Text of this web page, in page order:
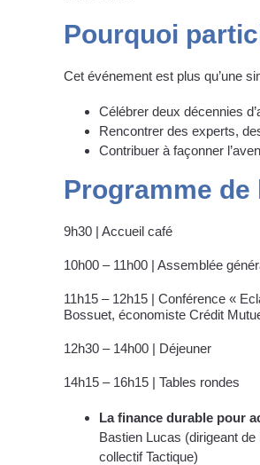
Pourquoi
Cet événement est plus qu’une
Célébrer deux décennies
Rencontrer des experts,
Contribuer à façonner
Programme de
9h30 | Accueil café
10h00 – 11h00 | Assemblée
11h15 – 12h15 | Conférence «
Bossuet, économiste Crédit
12h30 – 14h00 | Déjeuner
14h15 – 16h15 | Tables rondes
La finance durable pour
Bastien Lucas (dirigeant
collectif Tactique)